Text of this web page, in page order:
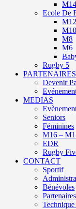
M14
Ecole De
M12
M10
M8
M6
Rugby 5
PARTENAIRES
Devenir
MEDIAS
Seniors
Féminines
M16 –
EDR
Rugby
CONTACT
Sportif
Bénévoles
Partenaires